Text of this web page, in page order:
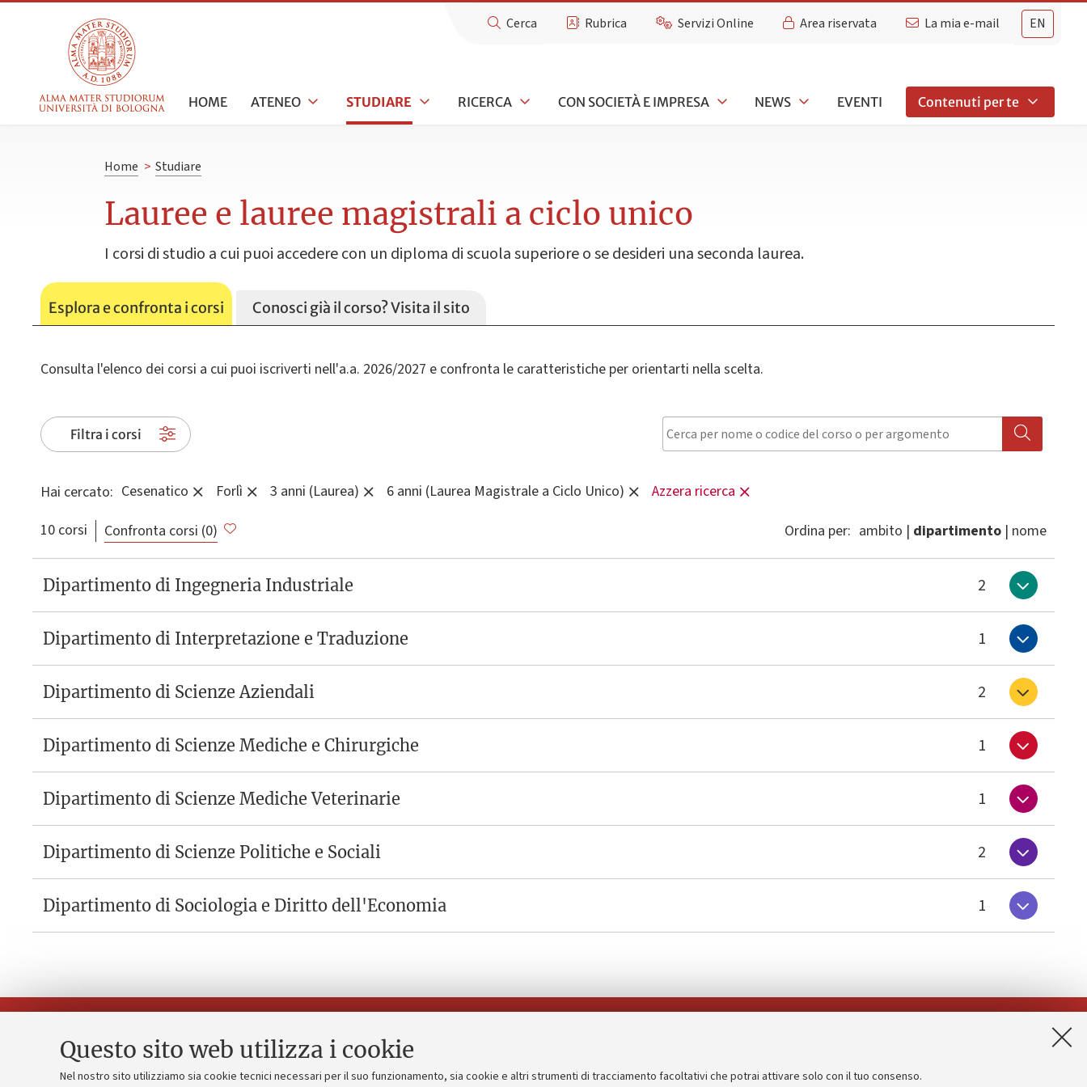
Questo sito web utilizza i cookie
Nel nostro sito utilizziamo sia cookie tecnici necessari per il suo funzionamento, sia cookie e altri strumenti di tracciamento facoltativi che potrai attivare solo con il tuo consenso.
EN
Cerca Rubrica Servizi Online Area riservata La mia e-mail
HOME ATENEO STUDIARE RICERCA CON SOCIETÀ E IMPRESA NEWS EVENTI Contenuti per te
Home > Studiare
Lauree e lauree magistrali a ciclo unico
I corsi di studio a cui puoi accedere con un diploma di scuola superiore o se desideri una seconda laurea.
Esplora e confronta i corsi Conosci già il corso? Visita il sito
Consulta l'elenco dei corsi a cui puoi iscriverti nell'a.a. 2026/2027 e confronta le caratteristiche per orientarti nella scelta.
Filtra i corsi
Hai cercato: Cesenatico Forlì 3 anni (Laurea) 6 anni (Laurea Magistrale a Ciclo Unico)
Azzera ricerca
10 corsi
Confronta corsi (0) Ordina per: ambito dipartimento nome
Dipartimento di Ingegneria Industriale 2
Dipartimento di Interpretazione e Traduzione 1
Dipartimento di Scienze Aziendali 2
Dipartimento di Scienze Mediche e Chirurgiche 1
Dipartimento di Scienze Mediche Veterinarie 1
Dipartimento di Scienze Politiche e Sociali 2
Dipartimento di Sociologia e Diritto dell'Economia 1